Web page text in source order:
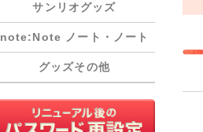
サンリオグッズ
note:Note ノート・ノート
グッズその他